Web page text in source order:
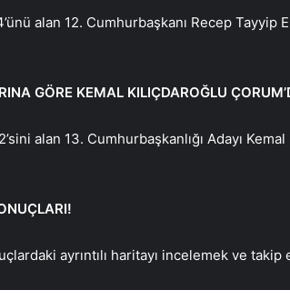
alan 12. Cumhurbaşkanı Recep
GÖRE KEMAL KILIÇDAROĞLU
alan 13. Cumhurbaşkanlığı Adayı
ayrıntılı haritayı incelemek ve takip